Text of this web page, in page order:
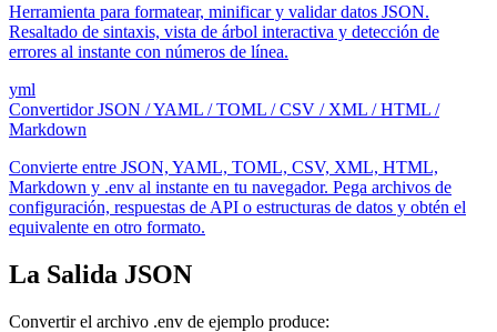
Herramienta para formatear, minificar y validar datos JSON.
Resaltado de sintaxis, vista de árbol interactiva y detección de
errores al instante con números de línea.
yml
Convertidor JSON / YAML / TOML / CSV / XML / HTML /
Markdown
Convierte entre JSON, YAML, TOML, CSV, XML, HTML,
Markdown y .env al instante en tu navegador. Pega archivos de
configuración, respuestas de API o estructuras de datos y obtén el
equivalente en otro formato.
La Salida JSON
Convertir el archivo .env de ejemplo produce: